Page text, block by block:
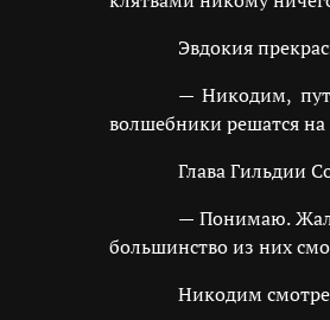
Эвдокия
— Никодим,
волшебники решатся
Глава Гильдии
— Понимаю.
большинство из них
Никодим